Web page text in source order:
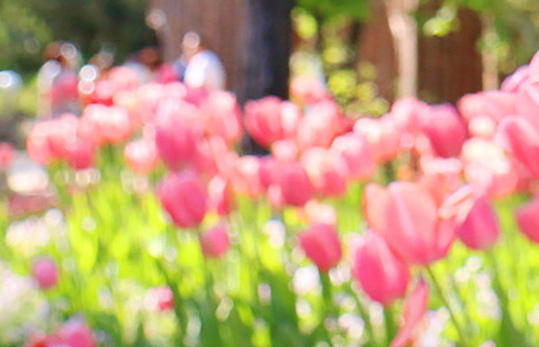
네이처파크 이
구조동물 스토
시설안내